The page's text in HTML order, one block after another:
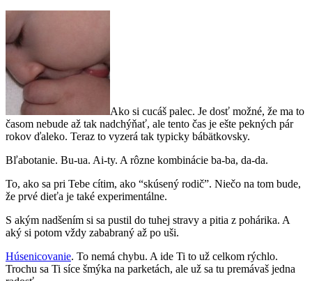
Ako si cucáš palec. Je dosť možné, že ma to
časom nebude až tak nadchýňať, ale tento čas je ešte pekných pár
rokov ďaleko. Teraz to vyzerá tak typicky bábätkovsky.
Bľabotanie. Bu-ua. Ai-ty. A rôzne kombinácie ba-ba, da-da.
To, ako sa pri Tebe cítim, ako “skúsený rodič”. Niečo na tom bude,
že prvé dieťa je také experimentálne.
S akým nadšením si sa pustil do tuhej stravy a pitia z pohárika. A
aký si potom vždy zababraný až po uši.
Húsenicovanie. To nemá chybu. A ide Ti to už celkom rýchlo.
Trochu sa Ti síce šmýka na parketách, ale už sa tu premávaš jedna